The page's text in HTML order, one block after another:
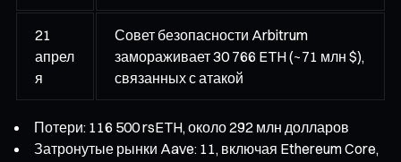
21
апрел
я
Совет безопасности Arbitrum
замораживает 30 766 ETH (~71 млн $),
связанных с атакой
Потери: 116 500 rsETH, около 292 млн долларов
Затронутые рынки Aave: 11, включая Ethereum Core,